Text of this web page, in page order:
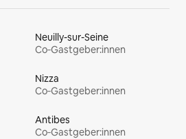
Neuilly-sur-Seine
Co‑Gastgeber:innen
Nizza
Co‑Gastgeber:innen
Antibes
Co‑Gastgeber:innen